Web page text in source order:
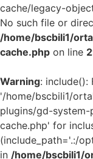
cache/legacy-
No such file or
/home/bscbili1/
cache.php on line
Warning: include():
'/home/bscbili1/
plugins/gd-
cache.php' for
(include_path='.:/
in /home/bscbili1/